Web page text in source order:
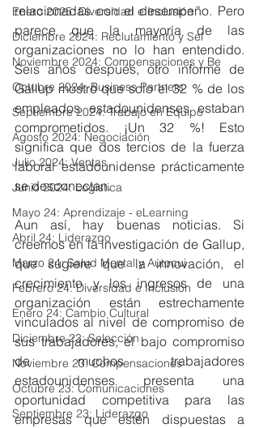
Enero 2025: Diversidad e Inclusión
Diciembre 2024: Reclutamiento y Sel
Noviembre 2024: Compensaciones y Be
Octubre 2024: Business Partners
Septiembre 2024: Trabajo en Equipo
Agosto 2024: Negociación
Julio 2024: Ventas
Junio 2024: Logística
Mayo 24: Aprendizaje - eLearning
Abril 24: Liderazgo
Marzo 24: Salud Mental y Autocui
Febrero 24: Diversidad e Inclusión
Enero 24: Cambio Cultural
Diciembre 23: Selección
Noviembre 23: Compensaciones
Octubre 23: Comunicaciones
Septiembre 23: Liderazgo
relacionadas con el desempeño. Pero
parece que la mayoría de las
organizaciones no lo han entendido.
Seis años después, otro informe de
Gallup mostró que solo el 32 % de los
empleados estadounidenses estaban
comprometidos. ¡Un 32 %! Esto
significa que dos tercios de la fuerza
laboral estadounidense prácticamente
se desconectan.
Aun así, hay buenas noticias. Si
creemos en la investigación de Gallup,
que sugiere que la innovación, el
crecimiento y los ingresos de una
organización están estrechamente
vinculados al nivel de compromiso de
sus trabajadores, el bajo compromiso
de muchos trabajadores
estadounidenses presenta una
oportunidad competitiva para las
empresas que estén dispuestas a